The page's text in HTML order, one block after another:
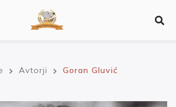
Avtorji Goran Gluvić